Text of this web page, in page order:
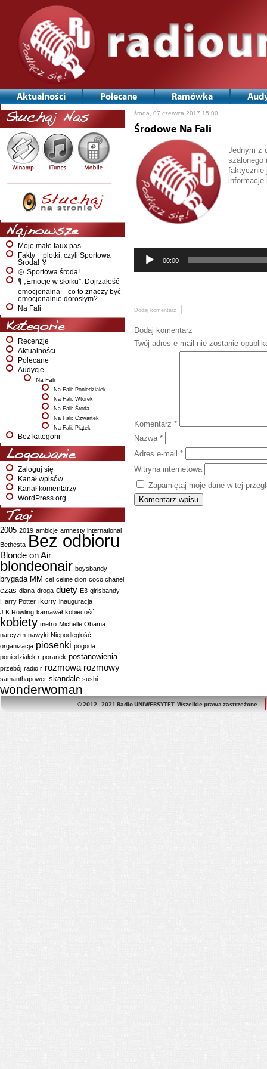
Aktualności Polecane Ramówka
Słuchaj Nas
Najnowsze
Moje małe faux pas
Fakty + plotki, czyli Sportowa
Środa! 🏅
🥎 Sportowa środa!
🎙️ „Emocje w słoiku”: Dojrzałość
emocjonalna – co to znaczy być
emocjonalnie dorosłym?
Na Fali
Kategorie
Recenzje
Aktualności
Polecane
Audycje
Na Fali
Na Fali: Poniedziałek
Na Fali: Wtorek
Na Fali: Środa
Na Fali: Czwartek
Na Fali: Piątek
Bez kategorii
Logowanie
Zaloguj się
Kanał wpisów
Kanał komentarzy
WordPress.org
Tagi
2005 2019 ambicje amnesty international
Bethesta Bez odbioru
Blonde on Air
blondeonair boysbandy
brygada MM cel celine dion coco chanel
czas diana droga duety E3 girlsbandy
Harry Potter ikony inauguracja
J.K.Rowling karnawał kobiecość
kobiety metro Michelle Obama
narcyzm nawyki Niepodległość
organizacja piosenki pogoda
poniedziałek r poranek postanowienia
przebój radio r rozmowa rozmowy
samanthapower skandale sushi
wonderwoman
środa, 07 czerwca 2017 15:00
Środowe Na Fali
Jednym z
szalonego
faktycznie
informacje
00:00
Dodaj komentarz
Dodaj komentarz
Twój adres e-mail nie zostanie
Komentarz *
Nazwa *
Adres e-mail *
Witryna internetowa
Zapamiętaj moje dane w tej
© 2012 - 2021 Radio UNIWERSYTET. Wszelkie prawa zastrzeżone.